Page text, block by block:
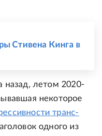
Стивена Кинга в
назад, летом 2020-
некоторое
транс-
одного из